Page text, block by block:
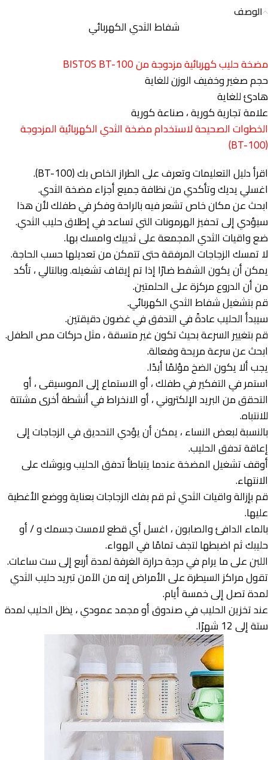
الوصف
شفاط الثدي الكهربائي
مضخة حليب كهربائية مزدوجة من BISTOS BT-100
حجم صغير وخفيف الوزن للغاية
هادئ للغاية
علامة تجارية كورية ، صناعة كورية
الخطوات الصحيحة لاستخدام مضخة الثدي الكهربائية المزدوجة
(BT-100)
اقرأ دليل التعليمات وتعرف على الطراز الخاص بك (BT-100).
اغسلي يديك وتأكدي من نظافة جميع أجزاء مضخة الثدي.
ابحث عن مكان خاص تشعر فيه بالراحة وفكر في طفلك لأن هذا
سيؤدي إلى تحفيز الهرمونات التي تساعد في إطلاق حليب الثدي.
ضع واقيات الثدي المجمعة على ثدييك وامسك بها.
لا تمسك الزجاجات المرفقة حتى تتمكن من تعديلها حسب الحاجة.
يمكن أن يكون الشفط ضارًا إذا تم إيقاف تشغيله. وبالتالي ، تأكد
من أن الدروع مركزة على الحلمتين.
قم بتشغيل شفاط الثدي الكهربائي.
سيبدأ الحليب عادةً في التدفق في غضون دقيقتين.
قم بتغيير السرعة بحيث تكون غير متسقة ، مثل حركات مص الطفل.
ابحث عن سرعة مريحة وفعالة.
يجب ألا يكون الضخ مؤلمًا أبدًا.
استمر في التفكير في طفلك ، أو الاستماع إلى الموسيقى ، أو
التحقق من البريد الإلكتروني ، أو الانخراط في أنشطة أخرى مشتتة
للانتباه.
بالنسبة لبعض النساء ، يمكن أن يؤدي التحديق في الزجاجات إلى
إعاقة تدفق الحليب.
أوقف تشغيل المضخة عندما يتباطأ تدفق الحليب ويوشك على
الانتهاء.
قم بإزالة واقيات الثدي ثم قم بفك الزجاجات بعناية ووضع الأغطية
عليها.
بالماء الدافئ والصابون ، اغسل أي قطع لامست جسمك و / أو
حليبك ثم اضبطها لتجف تمامًا في الهواء.
اللبن على ما يرام في درجة حرارة الغرفة لمدة أربع إلى ست ساعات.
تقول مراكز السيطرة على الأمراض إنه من الآمن تبريد حليب الثدي
لمدة تصل إلى خمسة أيام.
عند تخزين الحليب في صندوق أو مجمد عمودي ، يظل الحليب لمدة
ستة إلى 12 شهرًا.